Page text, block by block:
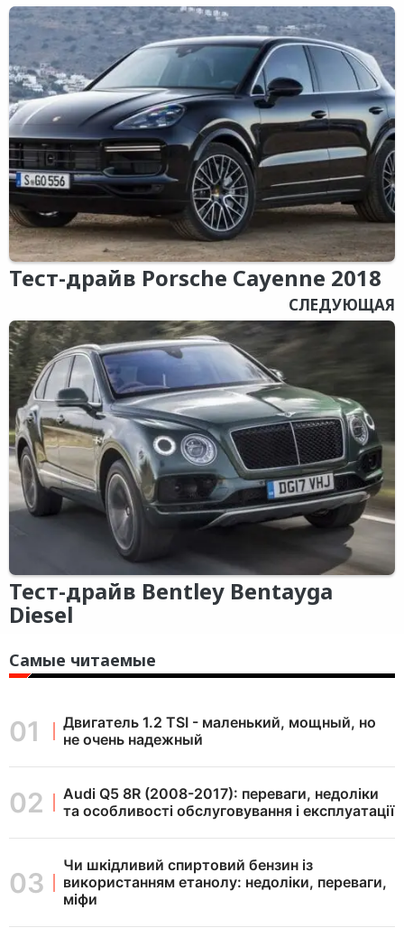
Тест-драйв Porsche Cayenne 2018
СЛЕДУЮЩАЯ
Тест-драйв Bentley Bentayga
Diesel
Самые читаемые
Двигатель 1.2 TSI - маленький, мощный, но
не очень надежный
Audi Q5 8R (2008-2017): переваги, недоліки
та особливості обслуговування і експлуатації
Чи шкідливий спиртовий бензин із
використанням етанолу: недоліки, переваги,
міфи